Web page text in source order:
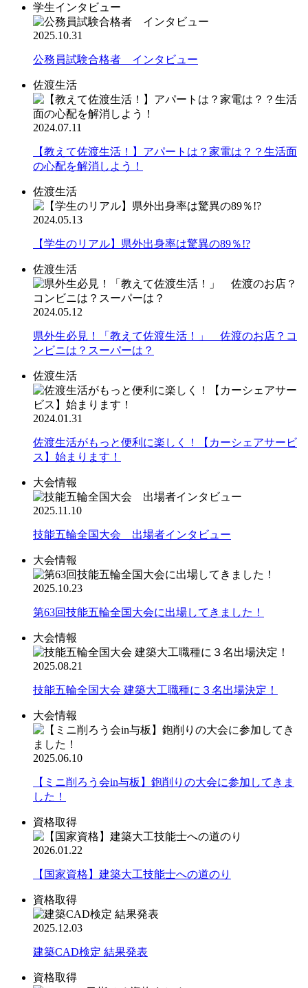
学生インタビュー
2025.10.31
公務員試験合格者 インタビュー
佐渡生活
2024.07.11
【教えて佐渡生活！】アパートは？家電は？？生活面
の心配を解消しよう！
佐渡生活
2024.05.13
【学生のリアル】県外出身率は驚異の89％!?
佐渡生活
2024.05.12
県外生必見！「教えて佐渡生活！」 佐渡のお店？コ
ンビニは？スーパーは？
佐渡生活
2024.01.31
佐渡生活がもっと便利に楽しく！【カーシェアサービ
ス】始まります！
大会情報
2025.11.10
技能五輪全国大会 出場者インタビュー
大会情報
2025.10.23
第63回技能五輪全国大会に出場してきました！
大会情報
2025.08.21
技能五輪全国大会 建築大工職種に３名出場決定！
大会情報
2025.06.10
【ミニ削ろう会in与板】鉋削りの大会に参加してきま
した！
資格取得
2026.01.22
【国家資格】建築大工技能士への道のり
資格取得
2025.12.03
建築CAD検定 結果発表
資格取得